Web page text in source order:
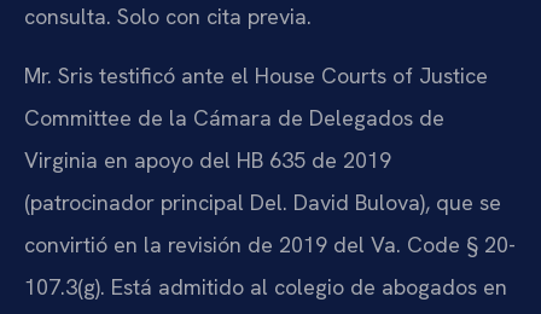
consulta. Solo con cita previa.
Mr. Sris testificó ante el House Courts of Justice
Committee de la Cámara de Delegados de
Virginia en apoyo del HB 635 de 2019
(patrocinador principal Del. David Bulova), que se
convirtió en la revisión de 2019 del Va. Code § 20-
107.3(g). Está admitido al colegio de abogados en